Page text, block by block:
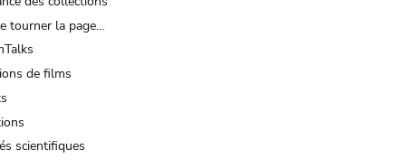
tourner la page…
de films
scientifiques